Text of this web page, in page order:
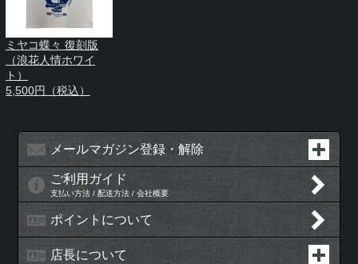
ミヤコ蝶々 復刻版
（浪花人情ホワイ
ト）
5,500円（税込）
メールマガジン登録・解除
ご利用ガイド
支払い方法 / 配送方法 / 会社概要
ポイントについて
店長について